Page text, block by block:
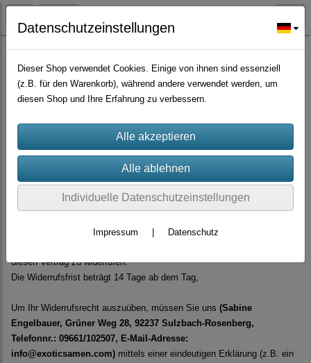
Widerrufsformular herunterladen
Widerrufsrecht für den Verkauf von Waren
Widerrufsrecht für Verbraucher
(Verbraucher ist jede natürliche Person, die ein Rechtsgeschäft zu
Zwecken abschließt, die überwiegend weder ihrer gewerblichen noch
ihrer selbstständigen beruflichen Tätigkeit zugerechnet werden können.)
Widerrufsbelehrung
diesen Vertrag zu widerrufen.
Die Widerrufsfrist beträgt 14 Tage ab dem Tag,
Um Ihr Widerrufsrecht auszuüben, müssen Sie uns (Sabine
Engelbauer, Grüner Weg 28, 92237 Sulzbach-Rosenberg,
Telefonnr.: 09661/102507, E-Mail-Adresse:
info@exoticsamen.com) mittels einer eindeutigen Erklärung (z.B. ein
Datenschutzeinstellungen
Dieser Shop verwendet Cookies. Einige von ihnen sind essenziell
(z.B. für den Warenkorb), während andere verwendet werden, um
diesen Shop und Ihre Erfahrung zu verbessern.
Individuelle Datenschutzeinstellungen
Impressum Datenschutz